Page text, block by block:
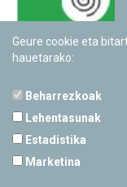
Geure cookie eta
hauetarako:
Beharrezkoak
Lehentasunak
Estadistika
Marketina